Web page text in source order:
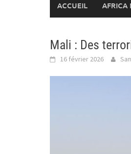
ACCUEIL AFRICA
Mali : Des
16 février 2026